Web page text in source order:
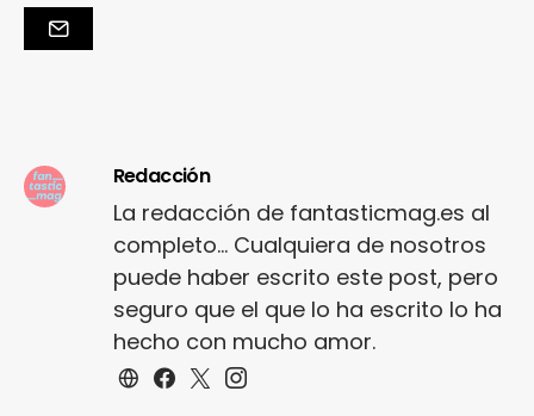
Redacción
La redacción de fantasticmag.es al
completo... Cualquiera de nosotros
puede haber escrito este post, pero
seguro que el que lo ha escrito lo ha
hecho con mucho amor.